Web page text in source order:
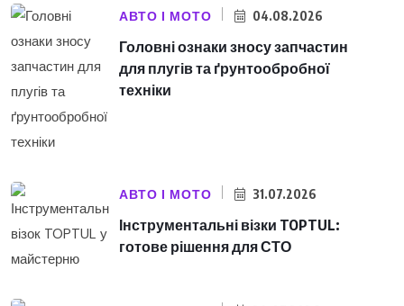
АВТО І МОТО 04.08.2026
Головні ознаки зносу запчастин
для плугів та ґрунтообробної
техніки
АВТО І МОТО 31.07.2026
Інструментальні візки TOPTUL:
готове рішення для СТО